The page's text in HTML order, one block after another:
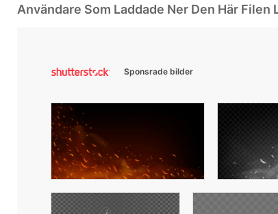
Användare Som Laddade Ner Den Här Filen
Sponsrade bilder